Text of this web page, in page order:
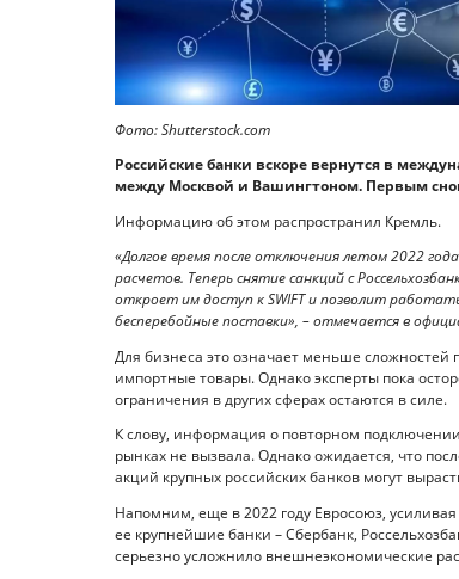
Фото: Shutterstock.com
Российские банки вскоре вернутся в
между Москвой и Вашингтоном. Первым
Информацию об этом распространил Кремль.
«Долгое время после отключения летом 2022
расчетов. Теперь снятие санкций с
откроет им доступ к SWIFT и позволит
бесперебойные поставки», – отмечается в
Для бизнеса это означает меньше
импортные товары. Однако эксперты пока
ограничения в других сферах остаются в силе.
К слову, информация о повторном
рынках не вызвала. Однако ожидается, что
акций крупных российских банков могут
Напомним, еще в 2022 году Евросоюз,
ее крупнейшие банки – Сбербанк,
серьезно усложнило внешнеэкономические